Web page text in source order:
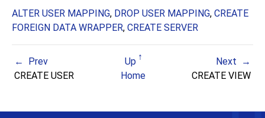
ALTER USER MAPPING, DROP USER MAPPING, CREATE
FOREIGN DATA WRAPPER, CREATE SERVER
Prev Up
Next
CREATE USER
Home CREATE VIEW